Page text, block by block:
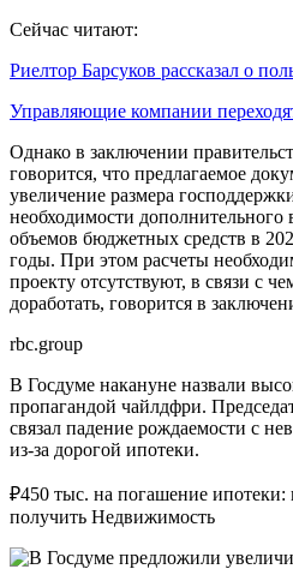
Сейчас читают:
Риелтор Барсуков рассказал о
Управляющие компании
Однако в заключении
говорится, что предлагаемое
увеличение размера
необходимости дополнительного
объемов бюджетных средств в
годы. При этом расчеты
проекту отсутствуют, в связи с
доработать, говорится в
rbc.group
В Госдуме накануне назвали
пропагандой чайлдфри.
связал падение рождаемости с
из-за дорогой ипотеки.
₽450 тыс. на погашение
получить Недвижимость